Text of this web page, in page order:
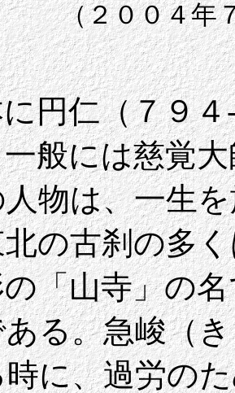
（２００４年
円仁（７９
般には慈覚
物は、一生
の古刹の多
「山寺」の
る。急峻（
に、過労の